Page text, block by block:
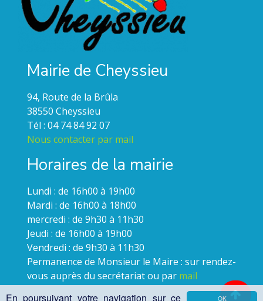
OK
En poursuivant votre navigation sur ce
Mairie de Cheyssieu
94, Route de la Brûla
38550 Cheyssieu
Tél : 04 74 84 92 07
Nous contacter par mail
Horaires de la mairie
Lundi : de 16h00 à 19h00
Mardi : de 16h00 à 18h00
mercredi : de 9h30 à 11h30
Jeudi : de 16h00 à 19h00
Vendredi : de 9h30 à 11h30
Permanence de Monsieur le Maire : sur rendez-
vous auprès du secrétariat ou par mail